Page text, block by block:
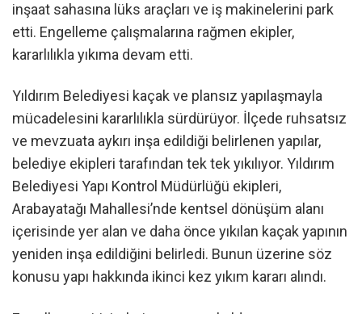
inşaat sahasına lüks araçları ve iş makinelerini park
etti. Engelleme çalışmalarına rağmen ekipler,
kararlılıkla yıkıma devam etti.
Yıldırım Belediyesi kaçak ve plansız yapılaşmayla
mücadelesini kararlılıkla sürdürüyor. İlçede ruhsatsız
ve mevzuata aykırı inşa edildiği belirlenen yapılar,
belediye ekipleri tarafından tek tek yıkılıyor. Yıldırım
Belediyesi Yapı Kontrol Müdürlüğü ekipleri,
Arabayatağı Mahallesi’nde kentsel dönüşüm alanı
içerisinde yer alan ve daha önce yıkılan kaçak yapının
yeniden inşa edildiğini belirledi. Bunun üzerine söz
konusu yapı hakkında ikinci kez yıkım kararı alındı.